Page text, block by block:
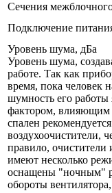
Сечения
Подключение
Уровень шума, дБа
Уровень шума,
работе. Так как
время, пока человек
шумность его работы
фактором, влияющим
спален
воздухоочистители,
правило, очистители
имеют несколько
оснащены "ночным"
обороты